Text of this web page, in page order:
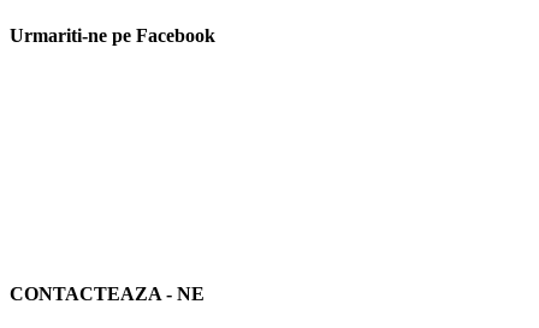
Urmariti-ne pe Facebook
CONTACTEAZA - NE